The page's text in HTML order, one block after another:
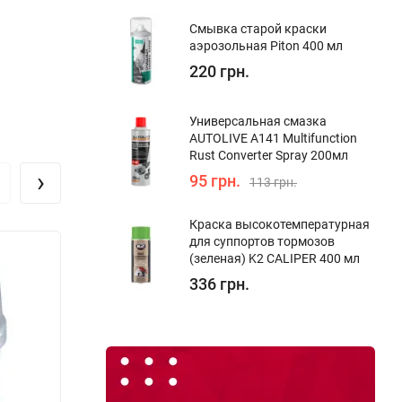
›
Смывка старой краски
аэрозольная Piton 400 мл
220 грн.
Универсальная смазка
AUTOLIVE A141 Multifunction
Rust Converter Spray 200мл
95 грн. 113 грн.
Краска высокотемпературная
для суппортов тормозов
(зеленая) K2 CALIPER 400 мл
336 грн.